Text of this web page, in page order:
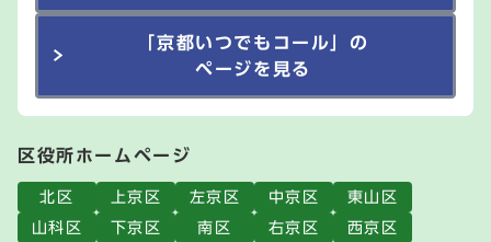
「京都いつでもコール」の
ページを見る
区役所ホームページ
北区 上京区 左京区 中京区
東山区
山科区
下京区 南区 右京区
西京区